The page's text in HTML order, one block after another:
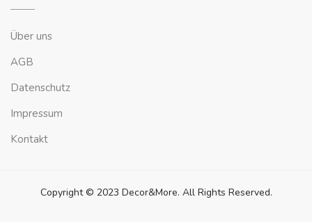
Über uns
AGB
Datenschutz
Impressum
Kontakt
Copyright © 2023 Decor&More. All Rights Reserved.